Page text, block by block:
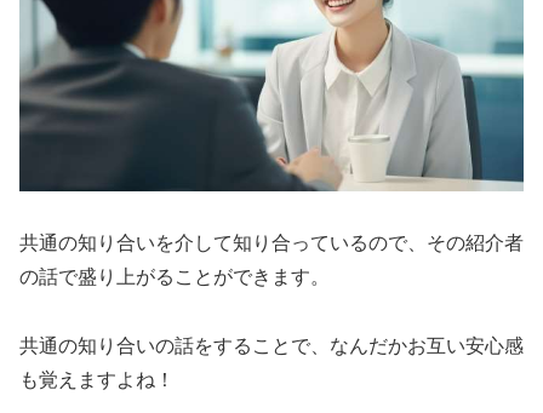
共通の知り合いを介して知り合っているので、その紹介者
の話で盛り上がることができます。
共通の知り合いの話をすることで、なんだかお互い安心感
も覚えますよね！